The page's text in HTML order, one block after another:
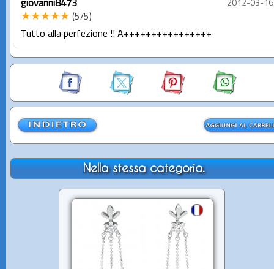
giovanni8473 2012-03-16
★★★★★ (5/5)
Tutto alla perfezione !! A++++++++++++++++
Nella stessa categoria.